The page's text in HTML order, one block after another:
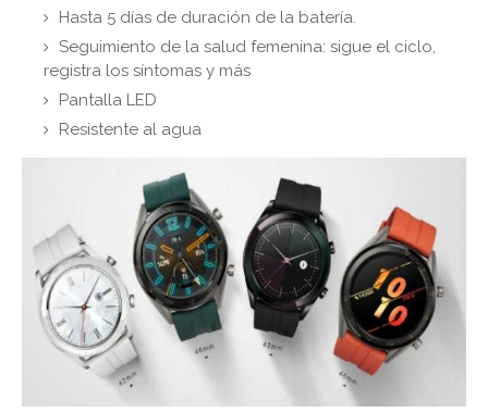
Hasta 5 días de duración de la batería.
Seguimiento de la salud femenina: sigue el ciclo,
registra los síntomas y más
Pantalla LED
Resistente al agua